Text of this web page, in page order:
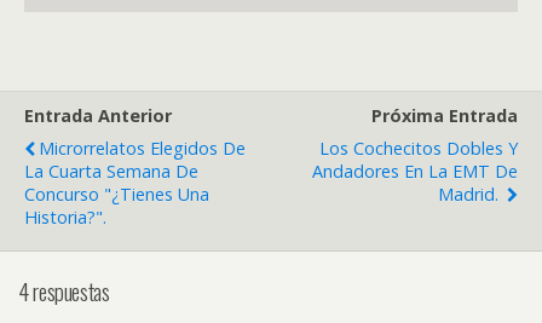
Entrada Anterior
Microrrelatos Elegidos De
La Cuarta Semana De
Concurso "¿Tienes Una
Historia?".
Próxima Entrada
Los Cochecitos Dobles Y
Andadores En La EMT De
Madrid.
4 respuestas